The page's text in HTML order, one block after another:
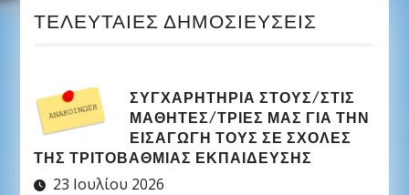
ΤΕΛΕΥΤΑΊΕΣ ΔΗΜΟΣΙΕΎΣΕΙΣ
ΣΥΓΧΑΡΗΤΉΡΙΑ ΣΤΟΥΣ/ΣΤΙΣ
ΜΑΘΗΤΈΣ/ΤΡΙΕΣ ΜΑΣ ΓΙΑ ΤΗΝ
ΕΙΣΑΓΩΓΉ ΤΟΥΣ ΣΕ ΣΧΟΛΈΣ
ΤΗΣ ΤΡΙΤΟΒΆΘΜΙΑΣ ΕΚΠΑΊΔΕΥΣΗΣ
23 Ιουλίου 2026